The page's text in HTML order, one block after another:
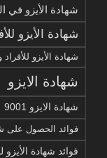
شهادة الأيزو في
شهادة الأيزو
شهادة الأيزو
شهادة الايزو
شهادة الايزو 9001
فوائد الحصول على
فوائد شهادة الأيزو